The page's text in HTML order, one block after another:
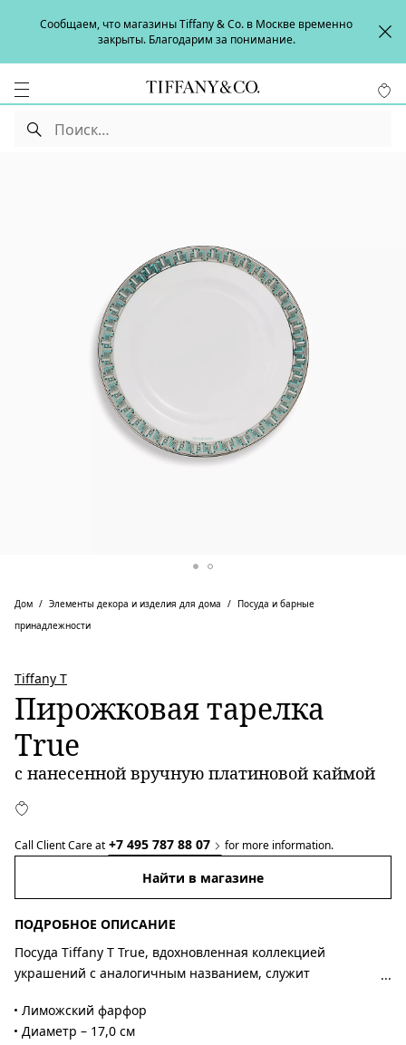
Сообщаем, что магазины Tiffany & Co. в Москве временно
закрыты. Благодарим за понимание.
Дом Элементы декора и изделия для дома
Посуда и барные
принадлежности
Tiffany T
Пирожковая тарелка
True
с нанесенной вручную платиновой каймой
Call Client Care at +7 495 787 88 07 for more information.
Найти в магазине
ПОДРОБНОЕ ОПИСАНИЕ
Посуда Tiffany T True, вдохновленная коллекцией
украшений с аналогичным названием, служит
фарфора с нанесенной вручную платиновой каймой
украшает выразительный мотив Tiffany T True.
Лиможский фарфор
Диаметр – 17,0 см